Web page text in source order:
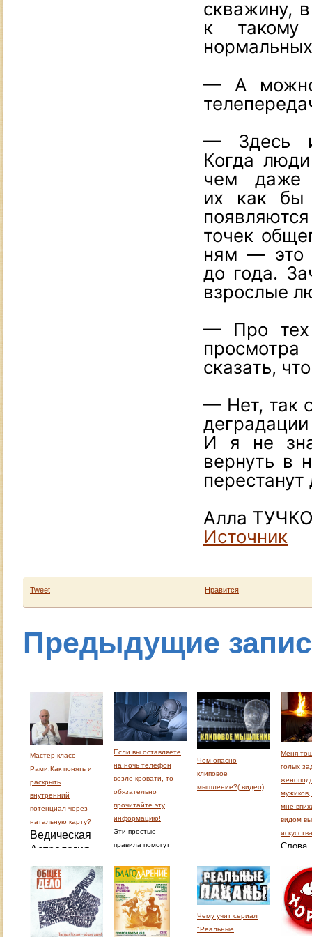
скважину,
к такому
— А можно
— Здесь
Когда
чем даже
их как бы
точек
ням — это
до года.
взрослые
— Про тех
сказать,
— Нет, так
И я не
вернуть в
Алла
Источник
Tweet Нравится
Предыдущие
Мастер-класс
Рами:Как понять и
раскрыть
внутренний
потенциал через
натальную карту?
Ведическая
Астрология
помогаетвидеть
сильные
стороны
человека, его
таланты и
Если вы оставляете
на ночь телефон
возле кровати, то
обязательно
прочитайте эту
информацию!
Эти простые
правила помогут
здоровье и
бодрость, избегать
депрессии и иных
негативных
последствий, не
Чем опасно
клиповое
мышление?( видео)
Меня
голых
мужиков,
мне
видом
искусства
Слова
то
Чему учит сериал
"Реальные